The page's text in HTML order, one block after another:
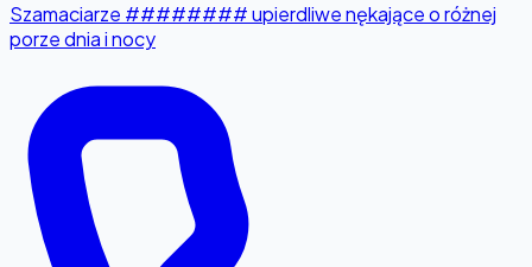
Szamaciarze ######## upierdliwe nękające o różnej
porze dnia i nocy